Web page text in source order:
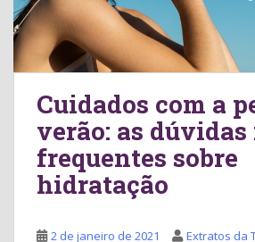
Cuidados com a
verão: as dúvidas
frequentes sobre
hidratação
2 de janeiro de 2021 Extratos da